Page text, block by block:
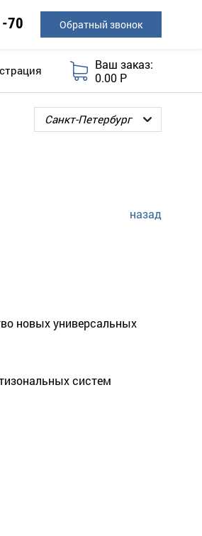
70 Обратный звонок
Ваш заказ:
0.00 Р
назад
новых универсальных
систем